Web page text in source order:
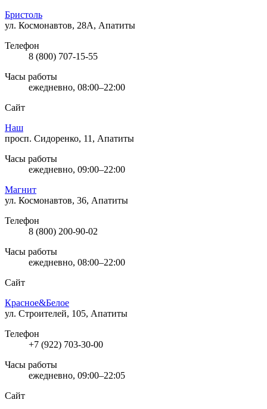
Бристоль
ул. Космонавтов, 28А, Апатиты
Телефон
8 (800) 707-15-55
Часы работы
ежедневно, 08:00–22:00
Сайт
Наш
просп. Сидоренко, 11, Апатиты
Часы работы
ежедневно, 09:00–22:00
Магнит
ул. Космонавтов, 36, Апатиты
Телефон
8 (800) 200-90-02
Часы работы
ежедневно, 08:00–22:00
Сайт
Красное&Белое
ул. Строителей, 105, Апатиты
Телефон
+7 (922) 703-30-00
Часы работы
ежедневно, 09:00–22:05
Сайт